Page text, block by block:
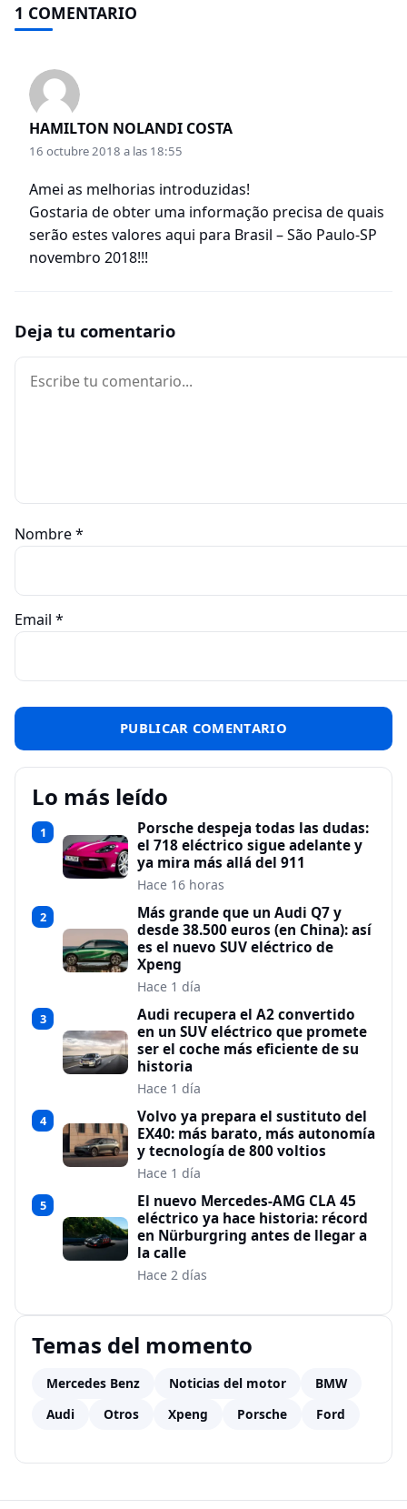
1 COMENTARIO
HAMILTON NOLANDI COSTA
16 octubre 2018 a las 18:55
Amei as melhorias introduzidas!
Gostaria de obter uma informação precisa de quais
serão estes valores aqui para Brasil – São Paulo-SP
novembro 2018!!!
Deja tu comentario
Comentario
Nombre*
Email *
Lo más leído
1
Porsche despeja todas las dudas:
el 718 eléctrico sigue adelante y
ya mira más allá del 911
Hace 16 horas
2
Más grande que un Audi Q7 y
desde 38.500 euros (en China): así
es el nuevo SUV eléctrico de
Xpeng
Hace 1 día
3
Audi recupera el A2 convertido
en un SUV eléctrico que promete
ser el coche más eficiente de su
historia
Hace 1 día
4
Volvo ya prepara el sustituto del
EX40: más barato, más autonomía
y tecnología de 800 voltios
Hace 1 día
5
El nuevo Mercedes-AMG CLA 45
eléctrico ya hace historia: récord
en Nürburgring antes de llegar a
la calle
Hace 2 días
Temas del momento
Mercedes Benz Noticias del motor
BMW
Audi
Otros Xpeng Porsche Ford